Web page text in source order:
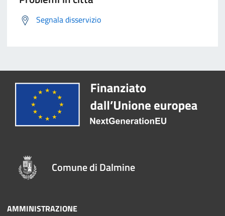
Segnala disservizio
Comune di Dalmine
AMMINISTRAZIONE